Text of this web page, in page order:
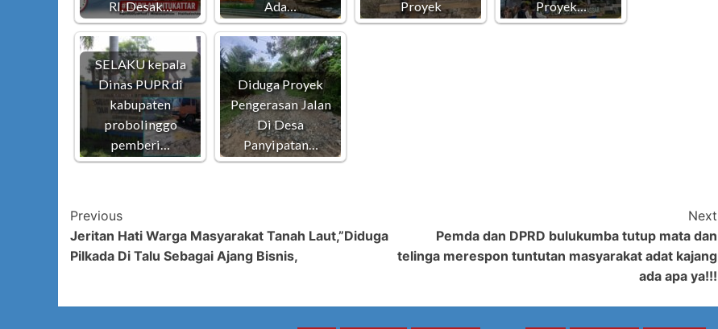
RI, Desak…
Ada…
Proyek
Proyek…
SELAKU kepala
Dinas PUPR di
kabupaten
probolinggo
pemberi…
Diduga Proyek
Pengerasan Jalan
Di Desa
Panyipatan…
Post
Navigation
Previous
Jeritan Hati Warga Masyarakat Tanah Laut,”Diduga
Pilkada Di Talu Sebagai Ajang Bisnis,
Next
Pemda dan DPRD bulukumba tutup mata dan
telinga merespon tuntutan masyarakat adat kajang
ada apa ya!!!